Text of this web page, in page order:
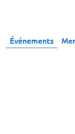
Événements